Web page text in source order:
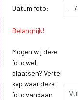
Datum foto:
Belangrijk!
Mogen wij deze
foto wel
plaatsen? Vertel
svp waar deze
foto vandaan